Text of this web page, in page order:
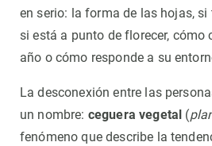
en serio: la forma de las hojas, si
si está a punto de florecer, cómo
año o cómo responde a su
La desconexión entre las
un nombre: ceguera vegetal (
fenómeno que describe la